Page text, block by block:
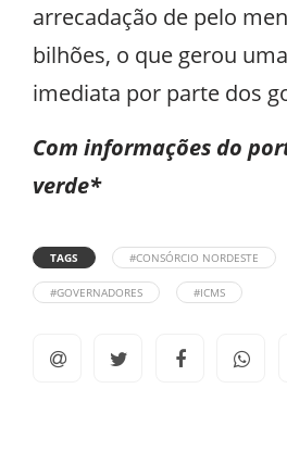
arrecadação de pelo
bilhões, o que gerou
imediata por parte dos
Com informações do
verde*
TAGS #CONSÓRCIO NORDESTE
#GOVERNADORES #ICMS